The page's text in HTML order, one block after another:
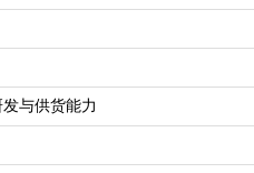
与供货能力